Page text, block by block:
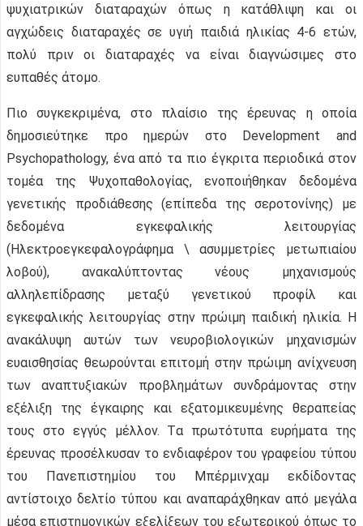
ψυχιατρικών διαταραχών όπως η κατάθλιψη και οι
αγχώδεις διαταραχές σε υγιή παιδιά ηλικίας 4-6 ετών,
πολύ πριν οι διαταραχές να είναι διαγνώσιμες στο
ευπαθές άτομο.
Πιο συγκεκριμένα, στο πλαίσιο της έρευνας η οποία
δημοσιεύτηκε προ ημερών στο Development and
Psychopathology, ένα από τα πιο έγκριτα περιοδικά στον
τομέα της Ψυχοπαθολογίας, ενοποιήθηκαν δεδομένα
γενετικής προδιάθεσης (επίπεδα της σεροτονίνης) με
δεδομένα εγκεφαλικής λειτουργίας
(Ηλεκτροεγκεφαλογράφημα \ ασυμμετρίες μετωπιαίου
λοβού), ανακαλύπτοντας νέους μηχανισμούς
αλληλεπίδρασης μεταξύ γενετικού προφίλ και
εγκεφαλικής λειτουργίας στην πρώιμη παιδική ηλικία. Η
ανακάλυψη αυτών των νευροβιολογικών μηχανισμών
ευαισθησίας θεωρούνται επιτομή στην πρώιμη ανίχνευση
των αναπτυξιακών προβλημάτων συνδράμοντας στην
εξέλιξη της έγκαιρης και εξατομικευμένης θεραπείας
τους στο εγγύς μέλλον. Tα πρωτότυπα ευρήματα της
έρευνας προσέλκυσαν το ενδιαφέρον του γραφείου τύπου
του Πανεπιστημίου του Μπέρμινχαμ εκδίδοντας
αντίστοιχο δελτίo τύπου και αναπαράχθηκαν από μεγάλα
μέσα επιστημονικών εξελίξεων του εξωτερικού όπως το